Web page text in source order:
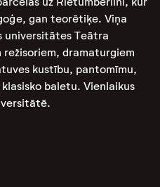
gan teorētiķe. Viņa
universitātes Teātra
dramaturgiem
kustību, pantomīmu,
baletu. Vienlaikus